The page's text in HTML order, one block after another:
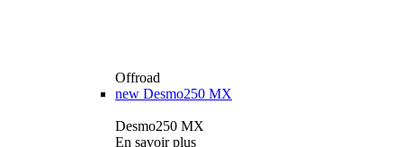
Offroad
new Desmo250 MX
Desmo250 MX
En savoir plus